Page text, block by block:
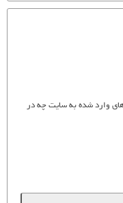
وارد شده به سایت چه در